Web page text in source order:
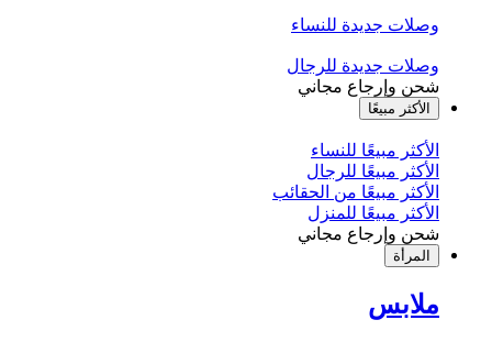
وصلات جديدة للنساء
وصلات جديدة للرجال
شحن وإرجاع مجاني
الأكثر مبيعًا
الأكثر مبيعًا للنساء
الأكثر مبيعًا للرجال
الأكثر مبيعًا من الحقائب
الأكثر مبيعًا للمنزل
شحن وإرجاع مجاني
المرأة
ملابس